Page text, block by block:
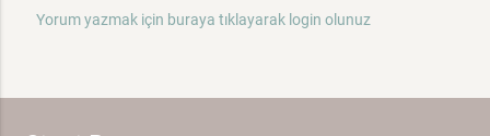
Yorum yazmak için buraya tıklayarak login olunuz